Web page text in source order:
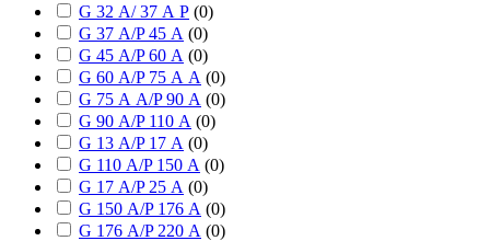
G 32 А/ 37 А P (0)
G 37 А/P 45 А (0)
G 45 А/P 60 А (0)
G 60 А/P 75 А А (0)
G 75 А А/P 90 А (0)
G 90 А/P 110 А (0)
G 13 А/P 17 А (0)
G 110 А/P 150 А (0)
G 17 А/P 25 А (0)
G 150 А/P 176 А (0)
G 176 А/P 220 А (0)